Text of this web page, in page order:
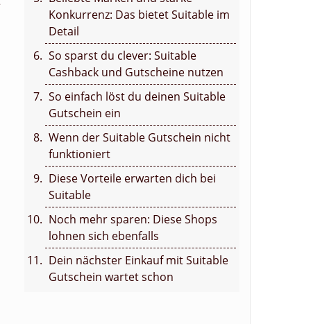
Konkurrenz: Das bietet Suitable im
Detail
So sparst du clever: Suitable
Cashback und Gutscheine nutzen
So einfach löst du deinen Suitable
Gutschein ein
Wenn der Suitable Gutschein nicht
funktioniert
Diese Vorteile erwarten dich bei
Suitable
Noch mehr sparen: Diese Shops
lohnen sich ebenfalls
Dein nächster Einkauf mit Suitable
Gutschein wartet schon